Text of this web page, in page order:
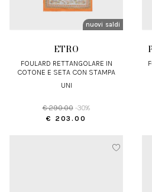
nuovi arrivi
saldi
ETRO
FOULARD RETTANGOLARE IN
COTONE E SETA CON STAMPA
UNI
€ 290.00 -30%
€ 203.00
FOULARD DOUBLEFACE IN SETA